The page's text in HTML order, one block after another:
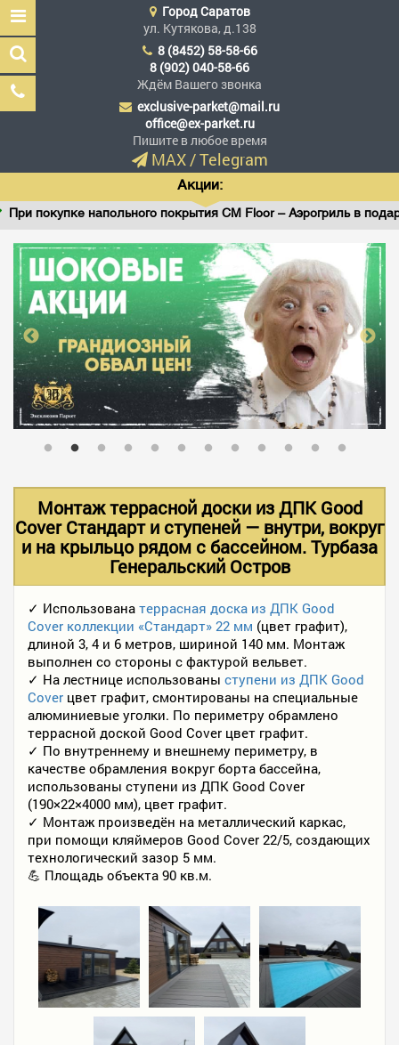
Эксклюзив Паркет
Мы сделали эксклюзив
доступным
ГЛАВНАЯ
АССОРТИМЕНТ
В НАЛИЧИИ
АКЦИИ
ФОТО РАБОТ
ПОЛЕЗНОЕ
ГородСаратов
ул. Кутякова, д.138
8 (8452) 58-58-66
8 (902) 040-58-66
Ждём Вашего звонка
exclusive-parket@mail.ru
office@ex-parket.ru
Пишите в любое время
MAX/Telegram
Акции:
покупке напольного покрытия CM Floor – Аэрогриль в
Монтаж террасной доски из ДПК Good
Cover Стандарт и ступеней — внутри, вокруг
и на крыльцо рядом с бассейном. Турбаза
Генеральский Остров
✓ Использована террасная доска из ДПК Good
Cover коллекции «Стандарт» 22 мм (цвет графит),
длиной 3, 4 и 6 метров, шириной 140 мм. Монтаж
выполнен со стороны с фактурой вельвет.
✓ На лестнице использованы ступени из ДПК Good
Cover цвет графит, смонтированы на специальные
алюминиевые уголки. По периметру обрамлено
террасной доской Good Cover цвет графит.
✓ По внутреннему и внешнему периметру, в
качестве обрамления вокруг борта бассейна,
использованы ступени из ДПК Good Cover
(190×22×4000 мм), цвет графит.
✓ Монтаж произведён на металлический каркас,
при помощи кляймеров Good Cover 22/5, создающих
технологический зазор 5 мм.
💪 Площадь объекта 90 кв.м.